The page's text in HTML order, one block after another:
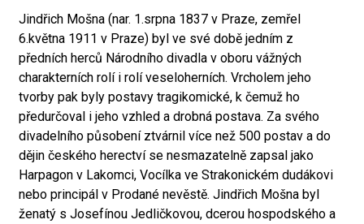
Jindřich Mošna (nar. 1.srpna 1837 v Praze, zemřel
6.května 1911 v Praze) byl ve své době jedním z
předních herců Národního divadla v oboru vážných
charakterních rolí i rolí veseloherních. Vrcholem jeho
tvorby pak byly postavy tragikomické, k čemuž ho
předurčoval i jeho vzhled a drobná postava. Za svého
divadelního působení ztvárnil více než 500 postav a do
dějin českého herectví se nesmazatelně zapsal jako
Harpagon v Lakomci, Vocílka ve Strakonickém dudákovi
nebo principál v Prodané nevěstě. Jindřich Mošna byl
ženatý s Josefínou Jedličkovou, dcerou hospodského a